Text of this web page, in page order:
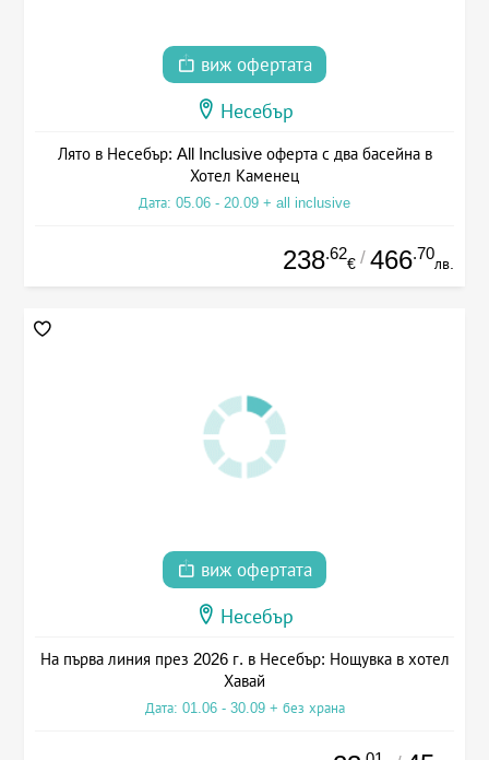
виж офертата
Несебър
Лято в Несебър: All Inclusive оферта с два басейна в
Хотел Каменец
Дата: 05.06 - 20.09 + all inclusive
238.62
€ / 466.70
лв.
виж офертата
Несебър
На първа линия през 2026 г. в Несебър: Нощувка в хотел
Хавай
Дата: 01.06 - 30.09 + без храна